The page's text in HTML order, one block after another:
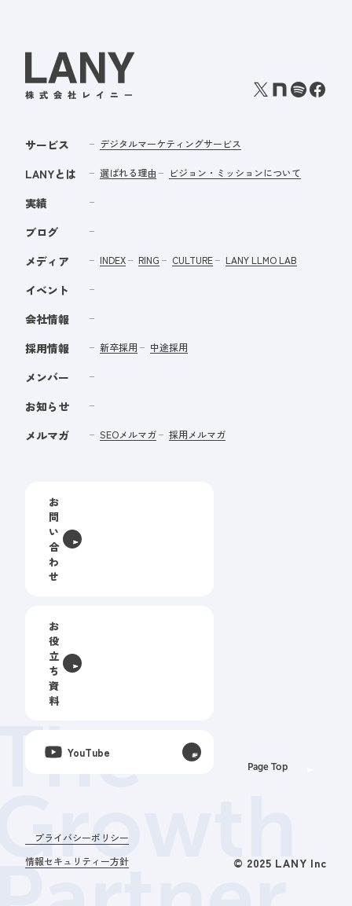
プライバシーポリシー
情報セキュリティー方針
© 2025 LANY Inc
サービス デジタルマーケティングサービス
LANYとは 選ばれる理由 ビジョン・ミッションについて
実績
ブログ
メディア
INDEX RING CULTURE LANY LLMO LAB
イベント
会社情報
採用情報
新卒採用 中途採用
メンバー
お知らせ
メルマガ
SEOメルマガ 採用メルマガ
お
問
い
合
わ
せ
お
役
立
ち
資
料
YouTube
Page Top